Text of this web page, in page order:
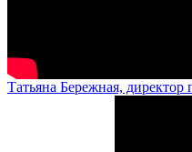
Татьяна Бережная,